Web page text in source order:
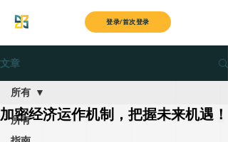
登录/首次登录
文章
所有
所有
加密经济运作机制，把握未来机遇！